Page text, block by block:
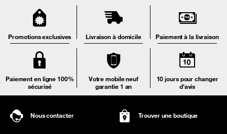
Promotions exclusives Livraison à domicile Paiement à la livraison
Paiement en ligne 100%
sécurisé
Votre mobile neuf
garantie 1 an
10 jours pour changer
d'avis
Nous contacter Trouver une boutique